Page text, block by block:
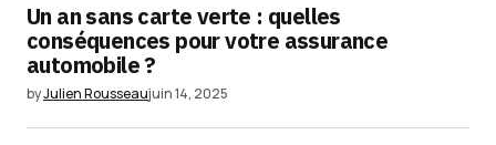
Un an sans carte verte : quelles
conséquences pour votre assurance
automobile ?
byJulien Rousseaujuin 14, 2025